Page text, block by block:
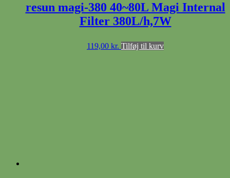
resun magi-380 40~80L Magi Internal
Filter 380L/h,7W
119,00 kr. Tilføj til kurv